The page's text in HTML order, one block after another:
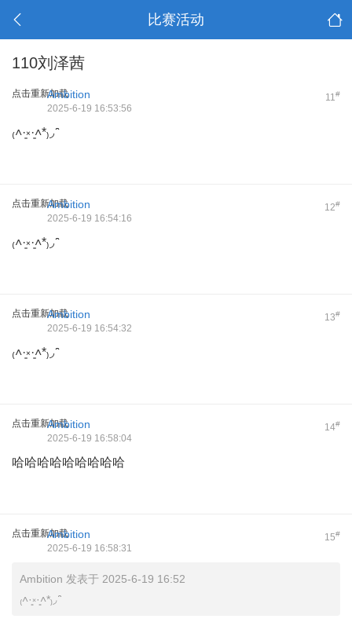
比赛活动
110刘泽茜
点击重新加载 11#
Ambition
2025-6-19 16:53:56
₍˄·͈༝·͈˄*₎◞ ̑̑
点击重新加载 12#
Ambition
2025-6-19 16:54:16
₍˄·͈༝·͈˄*₎◞ ̑̑
点击重新加载 13#
Ambition
2025-6-19 16:54:32
₍˄·͈༝·͈˄*₎◞ ̑̑
点击重新加载 14#
Ambition
2025-6-19 16:58:04
哈哈哈哈哈哈哈哈哈
点击重新加载 15#
Ambition
2025-6-19 16:58:31
Ambition 发表于 2025-6-19 16:52
₍˄·͈༝·͈˄*₎◞ ̑̑